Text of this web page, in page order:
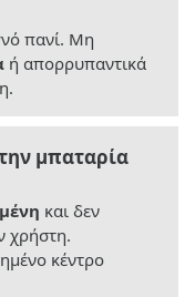
πανί. Μη
ή απορρυπαντικά
μπαταρία
και δεν
χρήστη.
κέντρο